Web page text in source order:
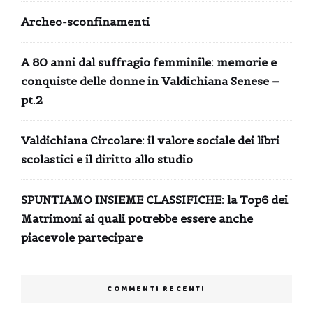
Archeo-sconfinamenti
A 80 anni dal suffragio femminile: memorie e
conquiste delle donne in Valdichiana Senese –
pt.2
Valdichiana Circolare: il valore sociale dei libri
scolastici e il diritto allo studio
SPUNTIAMO INSIEME CLASSIFICHE: la Top6 dei
Matrimoni ai quali potrebbe essere anche
piacevole partecipare
COMMENTI RECENTI